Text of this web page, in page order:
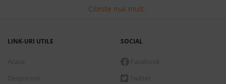
Citeste mai mult.
LINK-URI UTILE SOCIAL